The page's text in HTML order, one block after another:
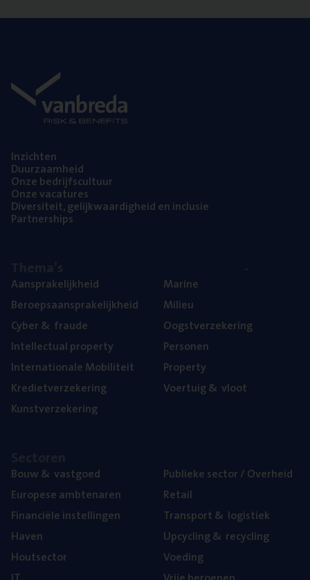
Inzich­ten
Duur­zaam­heid
Onze bedrijfs­cul­tuur
Onze vaca­tu­res
Diver­si­teit, gelijk­waar­dig­heid en inclusie
Part­ner­ships
Aan­spra­ke­lijk­heid
Beroeps­aan­spra­ke­lijk­heid
Cyber& fraude
Intel­lec­tu­al property
Inter­na­ti­o­na­le Mobiliteit
Kre­diet­ver­ze­ke­ring
Kunst­ver­ze­ke­ring
Mari­ne
Mili­eu
Oogst­ver­ze­ke­ring
Per­so­nen
Pro­per­ty
Voer­tuig& vloot
Bouw& vastgoed
Euro­pe­se ambtenaren
Finan­ci­ë­le instellingen
Haven
Hout­sec­tor
Publie­ke sec­tor / Overheid
Retail
Trans­port& logistiek
Upcy­cling& recycling
Voe­ding